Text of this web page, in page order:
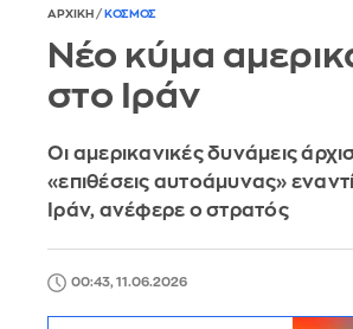
ΑΡΧΙΚΗ / ΚΟΣΜΟΣ
Νέο κύμα
στο Ιράν
Οι αμερικανικές δυνάμεις
«επιθέσεις αυτοάμυνας»
Ιράν, ανέφερε ο στρατός
00:43, 11.06.2026